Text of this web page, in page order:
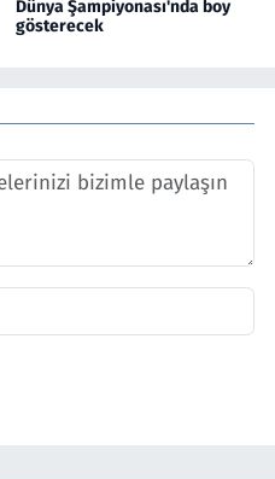
Dünya Şampiyonası'nda boy
gösterecek